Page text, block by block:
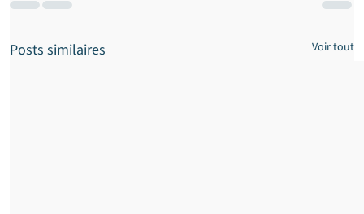
Posts similaires Voir tout